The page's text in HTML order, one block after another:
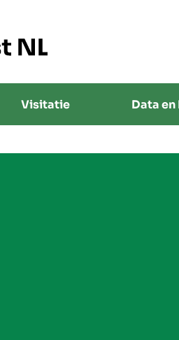
Visitatie Data